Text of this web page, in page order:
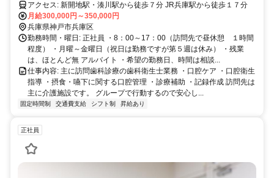
アクセス: 新開地駅・湊川駅から徒歩７分 JR兵庫駅から徒歩１７分
月給300,000円～350,000円
兵庫県神戸市兵庫区
勤務時間・曜日: 正社員 ・8：00～17：00（訪問先で昼休憩 １時間
程度） ・月曜～金曜日（祝日は勤務ですが第５週は休み） ・残業
は、ほとんど無 アルバイト ・希望の勤務日、時間は相談...
仕事内容: 主に訪問歯科診療の歯科衛生士業務 ・口腔ケア ・口腔衛生
指導 ・摂食・嚥下に関する口腔管理 ・診療補助 ・記録作成 訪問先は
主に介護施設です。 グループで行動するので安心し...
固定時間制 交通費支給 シフト制 昇給あり
正社員